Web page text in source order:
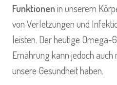
Funktionenin unserem
von Verletzungen und
leisten. Der heutige Omega-
Ernährung kann jedoch
unsere Gesundheit haben.